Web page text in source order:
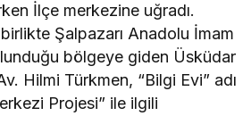
İlçe merkezine uğradı.
Şalpazarı Anadolu İmam
bölgeye giden Üsküdar
Hilmi Türkmen, “Bilgi Evi” adı
Projesi” ile ilgili